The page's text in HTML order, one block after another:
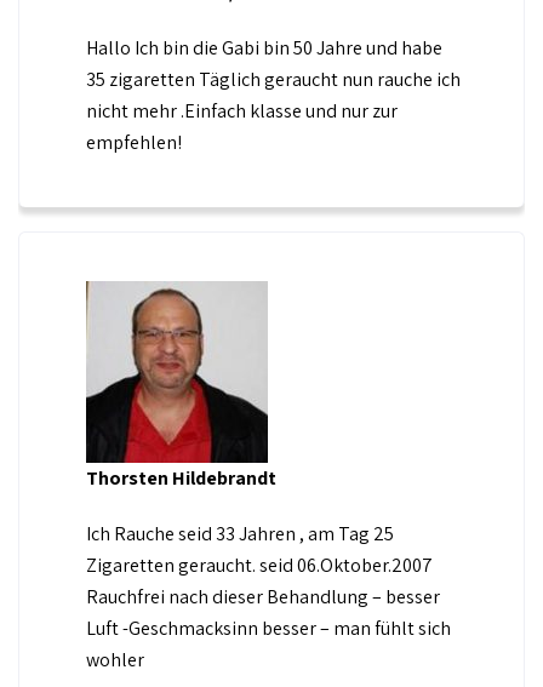
Hallo Ich bin die Gabi bin 50 Jahre und habe
35 zigaretten Täglich geraucht nun rauche ich
nicht mehr .Einfach klasse und nur zur
empfehlen!
Thorsten Hildebrandt
Ich Rauche seid 33 Jahren , am Tag 25
Zigaretten geraucht. seid 06.Oktober.2007
Rauchfrei nach dieser Behandlung – besser
Luft -Geschmacksinn besser – man fühlt sich
wohler